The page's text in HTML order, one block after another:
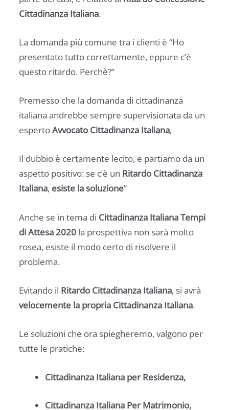
Cittadinanza Italiana.
La domanda più comune tra i clienti è “Ho
presentato tutto correttamente, eppure c’è
questo ritardo. Perchè?”
Premesso che la domanda di cittadinanza
italiana andrebbe sempre supervisionata da un
espertoAvvocato Cittadinanza Italiana,
Il dubbio è certamente lecito, e partiamo da un
aspetto positivo: se c’è un Ritardo Cittadinanza
Italiana, esiste la soluzione”
Anche se in tema di Cittadinanza Italiana Tempi
di Attesa 2020 la prospettiva non sarà molto
rosea, esiste il modo certo di risolvere il
problema.
Evitando il Ritardo Cittadinanza Italiana, si avrà
velocemente la propria Cittadinanza Italiana.
Le soluzioni che ora spiegheremo, valgono per
tutte le pratiche:
Cittadinanza Italiana per Residenza,
Cittadinanza Italiana Per Matrimonio,